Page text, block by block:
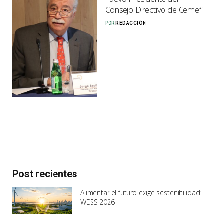
Consejo Directivo de Cemefi
POR REDACCIÓN
Post recientes
Alimentar el futuro exige sostenibilidad:
WESS 2026